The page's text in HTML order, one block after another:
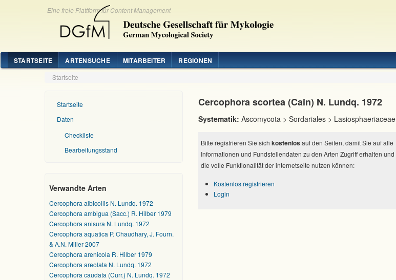
Eine freie Plattform für Content Management
STARTSEITE ARTENSUCHE MITARBEITER REGIONEN
Startseite
Startseite
Daten
Checkliste
Bearbeitungsstand
Verwandte Arten
Cercophora albicollis N. Lundq. 1972
Cercophora ambigua (Sacc.) R. Hilber 1979
Cercophora anisura N. Lundq. 1972
Cercophora aquatica P. Chaudhary, J. Fourn.
& A.N. Miller 2007
Cercophora arenicola R. Hilber 1979
Cercophora areolata N. Lundq. 1972
Cercophora caudata (Curr.) N. Lundq. 1972
Cercophora scortea (Cain) N. Lundq. 1972
Systematik: Ascomycota > Sordariales > Lasiosphaeriaceae
Bitte registrieren Sie sich kostenlos auf den Seiten, damit Sie auf alle
Informationen und Fundstellendaten zu den Arten Zugriff erhalten und
die volle Funktionalität der internetseite nutzen können:
Kostenlos registrieren
Login